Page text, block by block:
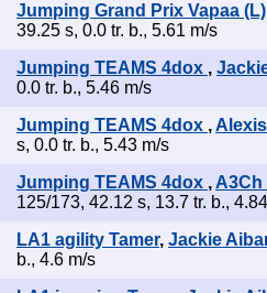
Jumping Grand Prix Vapaa (L)
39.25 s, 0.0 tr. b., 5.61 m/s
Jumping TEAMS 4dox ,
0.0 tr. b., 5.46 m/s
Jumping TEAMS 4dox ,
s, 0.0 tr. b., 5.43 m/s
Jumping TEAMS 4dox ,
125/173, 42.12 s, 13.7 tr. b.,
LA1 agility Tamer, Jackie
b., 4.6 m/s